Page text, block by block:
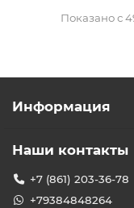
Показано с
Информация
Наши контакты
+7 (861) 203-36-78
+79384848264